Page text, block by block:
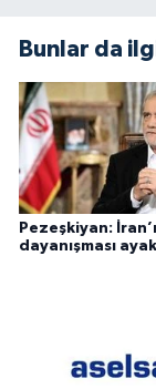
Bunlar da
Pezeşkiyan:
dayanışması